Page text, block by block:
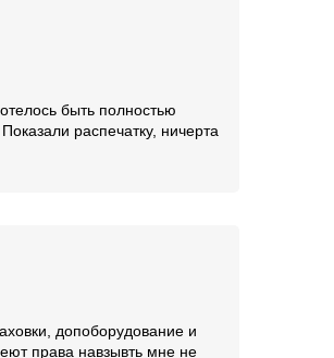
быть полностью
распечатку, ничерта
допоборудование и
права навзывть мне не